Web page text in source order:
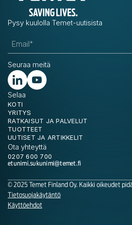
Pysy kuulolla Temet-uutisista
Seuraa meitä
Selaa
KOTI
YRITYS
RATKAISUT JA PALVELUT
TUOTTEET
UUTISET JA ARTIKKELIT
Ota yhteyttä
0207 600 700
etunimi.sukunimi@temet.fi
© 2025 Temet Finland Oy. Kaikki oikeudet
Tietosuojakäytäntö
Käyttöehdot